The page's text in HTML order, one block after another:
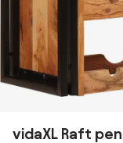
vidaXL Raft